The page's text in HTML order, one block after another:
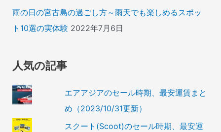
雨の日の宮古島の過ごし方～雨天でも楽しめるスポッ
ト10選の実体験 2022年7月6日
人気の記事
エアアジアのセール時期、最安運賃まと
め（2023/10/31更新）
スクート(Scoot)のセール時期、最安運